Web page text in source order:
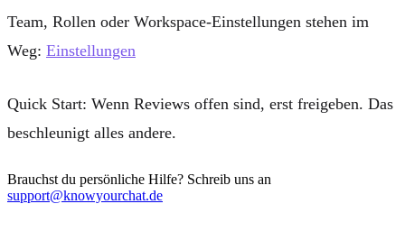
Team, Rollen oder Workspace-Einstellungen stehen im
Weg: Einstellungen
Quick Start: Wenn Reviews offen sind, erst freigeben. Das
beschleunigt alles andere.
Brauchst du persönliche Hilfe? Schreib uns an
support@knowyourchat.de